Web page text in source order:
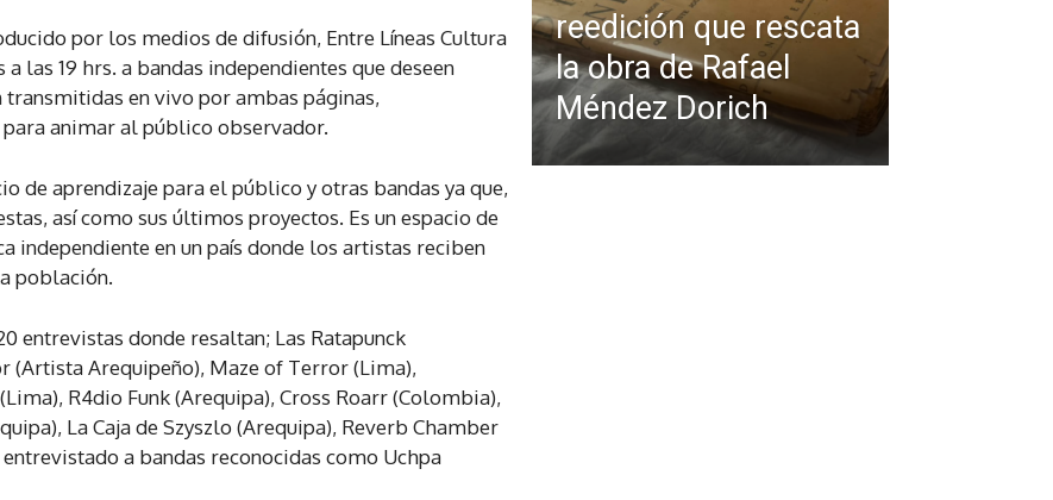
por los medios de difusión, Entre Líneas Cultura
las 19 hrs. a bandas independientes que deseen
transmitidas en vivo por ambas páginas,
animar al público observador.
de aprendizaje para el público y otras bandas ya que,
así como sus últimos proyectos. Es un espacio de
independiente en un país donde los artistas reciben
población.
entrevistas donde resaltan; Las Ratapunck
(Artista Arequipeño), Maze of Terror (Lima),
R4dio Funk (Arequipa), Cross Roarr (Colombia),
La Caja de Szyszlo (Arequipa), Reverb Chamber
a bandas reconocidas como Uchpa
reedición que rescata
la obra de Rafael
Méndez Dorich